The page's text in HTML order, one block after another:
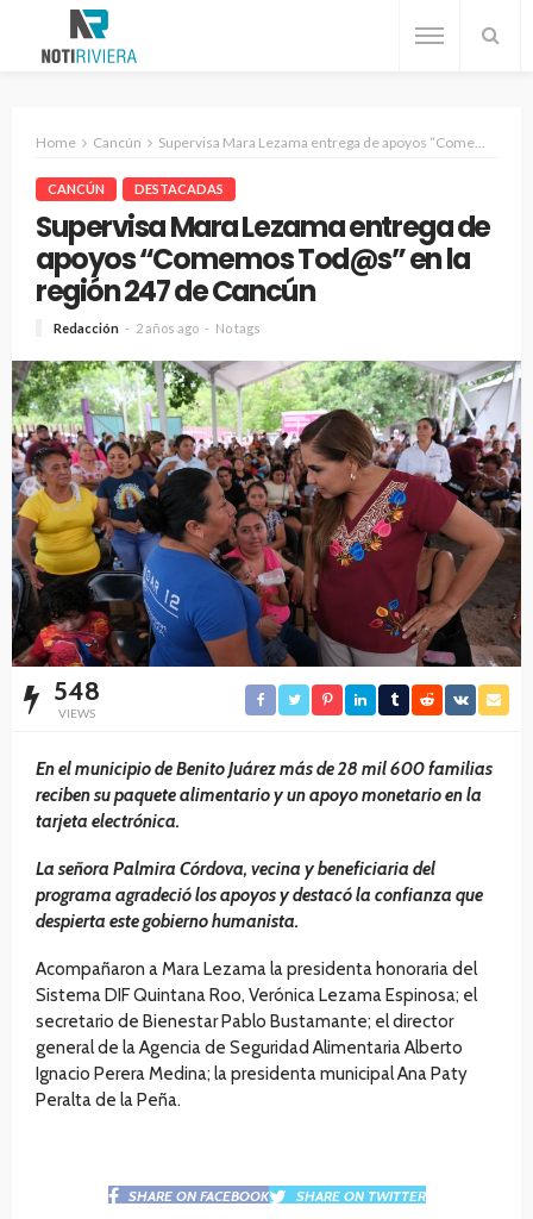
Home Cancún Supervisa Mara Lezama entrega de apoyos “Comemos Tod@s” en la región 247 de Cancún
CANCÚN DESTACADAS
Supervisa Mara Lezama entrega de
apoyos “Comemos Tod@s” en la
región 247 de Cancún
Redacción 2 años ago No tags
548
VIEWS
En el municipio de Benito Juárez más de 28 mil 600 familias
reciben su paquete alimentario y un apoyo monetario en la
tarjeta electrónica.
La señora Palmira Córdova, vecina y beneficiaria del
programa agradeció los apoyos y destacó la confianza que
despierta este gobierno humanista.
Acompañaron a Mara Lezama la presidenta honoraria del
Sistema DIF Quintana Roo, Verónica Lezama Espinosa; el
secretario de Bienestar Pablo Bustamante; el director
general de la Agencia de Seguridad Alimentaria Alberto
Ignacio Perera Medina; la presidenta municipal Ana Paty
Peralta de la Peña.
SHARE ON FACEBOOK SHARE ON TWITTER